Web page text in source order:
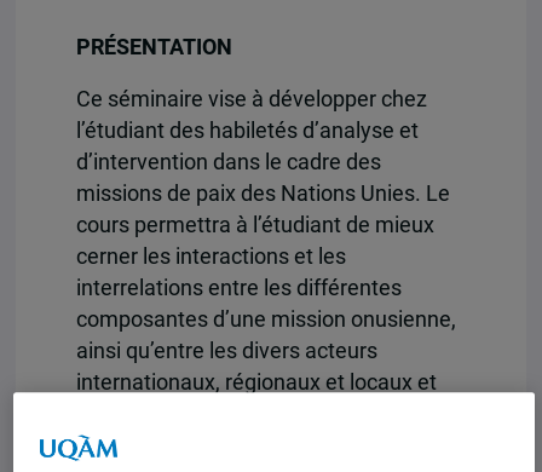
PRÉSENTATION
Ce séminaire vise à développer chez
l’étudiant des habiletés d’analyse et
d’intervention dans le cadre des
missions de paix des Nations Unies. Le
cours permettra à l’étudiant de mieux
cerner les interactions et les
interrelations entre les différentes
composantes d’une mission onusienne,
ainsi qu’entre les divers acteurs
internationaux, régionaux et locaux et
Appréhender l’environnement